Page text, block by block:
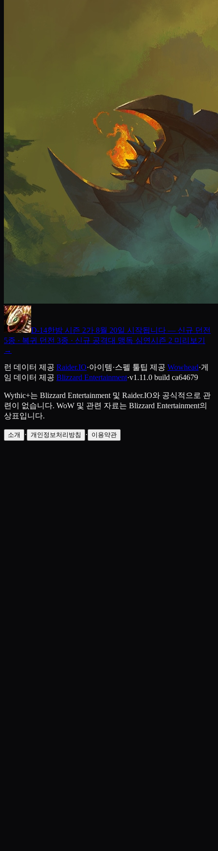
D-14한밤 시즌 2가 8월 20일 시작됩니다 — 신규 던전
5종 · 복귀 던전 3종 · 신규 공격대 맹독 심연시즌 2 미리보기
→
런 데이터 제공 Raider.IO·아이템·스펠 툴팁 제공 Wowhead·게
임 데이터 제공 Blizzard Entertainment·v1.11.0 build ca64679
Wythic+는 Blizzard Entertainment 및 Raider.IO와 공식적으로 관
련이 없습니다. WoW 및 관련 자료는 Blizzard Entertainment의
상표입니다.
소개 · 개인정보처리방침 · 이용약관